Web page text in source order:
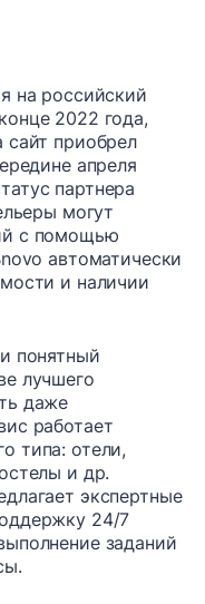
на российский
2022 года,
приобрел
апреля
партнера
могут
с помощью
автоматически
и наличии
понятный
лучшего
даже
работает
типа: отели,
и др.
экспертные
24/7
заданий